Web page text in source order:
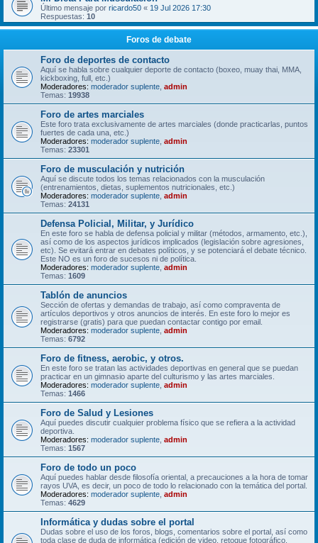
Último mensaje por ricardo50 « 19 Jul 2026 17:30
Respuestas: 10
Foros de debate
Foro de deportes de contacto
Aquí se habla sobre cualquier deporte de contacto (boxeo, muay thai, MMA,
kickboxing, full, etc.)
Moderadores: moderador suplente admin
Temas: 19938
Foro de artes marciales
Este foro trata exclusivamente de artes marciales (donde practicarlas, puntos
fuertes de cada una, etc.)
Moderadores: moderador suplente admin
Temas: 23301
Foro de musculación y nutrición
Aquí se discute todos los temas relacionados con la musculación
(entrenamientos, dietas, suplementos nutricionales, etc.)
Moderadores: moderador suplente admin
Temas: 24131
Defensa Policial, Militar, y Jurídico
En este foro se habla de defensa policial y militar (métodos, armamento, etc.),
así como de los aspectos jurídicos implicados (legislación sobre agresiones,
etc). Se evitará entrar en debates políticos, y se potenciará el debate técnico.
Este NO es un foro de sucesos ni de política.
Moderadores: moderador suplente admin
Temas: 1609
Tablón de anuncios
Sección de ofertas y demandas de trabajo, así como compraventa de
artículos deportivos y otros anuncios de interés. En este foro lo mejor es
registrarse (gratis) para que puedan contactar contigo por email.
Moderadores: moderador suplente admin
Temas: 6792
Foro de fitness, aerobic, y otros.
En este foro se tratan las actividades deportivas en general que se puedan
practicar en un gimnasio aparte del culturismo y las artes marciales.
Moderadores: moderador suplente admin
Temas: 1466
Foro de Salud y Lesiones
Aquí puedes discutir cualquier problema físico que se refiera a la actividad
deportiva.
Moderadores: moderador suplente admin
Temas: 1567
Foro de todo un poco
Aquí puedes hablar desde filosofía oriental, a precauciones a la hora de tomar
rayos UVA, es decir, un poco de todo lo relacionado con la temática del portal.
Moderadores: moderador suplente admin
Temas: 4629
Informática y dudas sobre el portal
Dudas sobre el uso de los foros, blogs, comentarios sobre el portal, así como
toda clase de duda de informática (edición de video, retoque fotográfico,